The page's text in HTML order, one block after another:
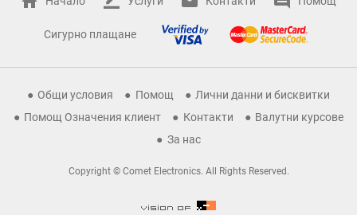
Сигурно плащане
Общи условия Помощ
Лични данни и бисквитки
Помощ Означения клиент
Контакти
Валутни курсове
За нас
Copyright © Comet Electronics. All Rights Reserved.